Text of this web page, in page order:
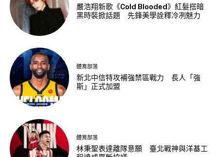
嚴浩翔新歌《Cold Blooded》紅髮搭暗
黑時裝掀話題 先鋒美學詮釋冷冽魅力
體育部落
新北中信特攻補強禁區戰力 長人「強
斯」正式加盟
體育部落
林秉聖表達離隊意願 臺北戰神與洋基工